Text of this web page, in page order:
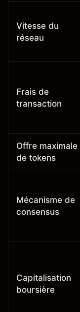
Vitesse du
réseau
Frais de
transaction
Offre maximale
de tokens
Mécanisme de
consensus
Capitalisation
boursière